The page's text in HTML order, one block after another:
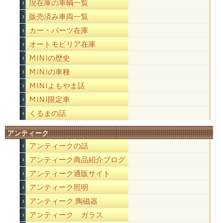
現在庫の車輌一覧
販売済み車両一覧
カー・パーツ在庫
オートモビリア在庫
MINIの歴史
MINIの車種
MINIよもやま話
MINI限定車
くるまの話
アンティーク
アンティークの話
アンティーク商品紹介ブログ
アンティーク通販サイト
アンティーク照明
アンティーク 陶磁器
アンティーク ガラス